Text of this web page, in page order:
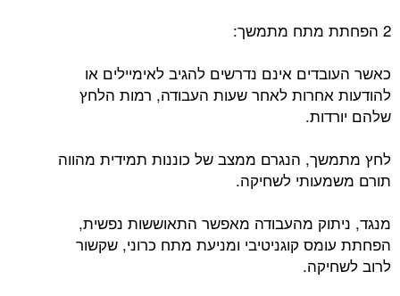
2 הפחתת מתח מתמשך:
כאשר העובדים אינם נדרשים להגיב לאימיילים או
להודעות אחרות לאחר שעות העבודה, רמות הלחץ
שלהם יורדות.
לחץ מתמשך, הנגרם ממצב של כוננות תמידית מהווה
תורם משמעותי לשחיקה.
מנגד, ניתוק מהעבודה מאפשר התאוששות נפשית,
הפחתת עומס קוגניטיבי ומניעת מתח כרוני, שקשור
לרוב לשחיקה.